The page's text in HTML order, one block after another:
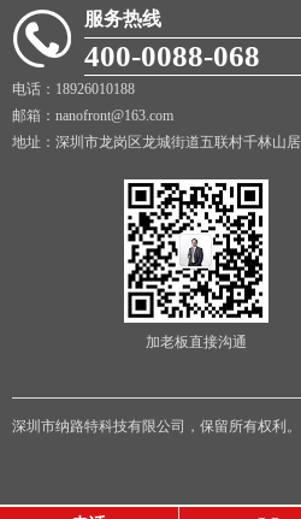
服务热线
400-0088-068
电话：18926010188
邮箱：nanofront@163.com
地址：深圳市龙岗区龙城街道五联村千林山
加老板直接沟通
深圳市纳路特科技有限公司，保留所有权利。